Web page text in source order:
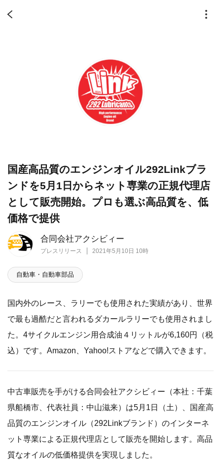
合同会社アクシビィー
プレスリリース 2021年5月10日 10時
国産高品質のエンジンオイル292Linkブラ
ンドを5月1日からネット専業の正規代理店
として販売開始。プロも選ぶ高品質を、低
価格で提供
自動車・自動車部品
国内外のレース、ラリーでも使用された実績があり、世界
で最も過酷だと言われるダカールラリーでも使用されまし
た。4サイクルエンジン用合成油４リットルが6,160円（税
込）です。Amazon、Yahoo!ストアなどで購入できます。
中古車販売を手がける合同会社アクシビィー（本社：千葉
県船橋市、代表社員：中山滋来）は5月1日（土）、国産高
品質のエンジンオイル（292Linkブランド）のインターネ
ット専業による正規代理店として販売を開始します。高品
質なオイルの低価格提供を実現しました。